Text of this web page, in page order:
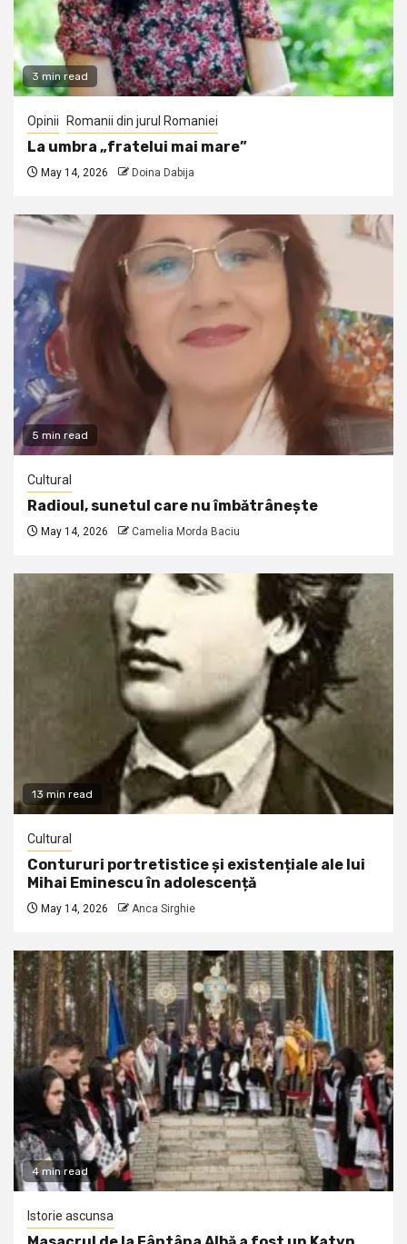
3 min read
Opinii Romanii din jurul Romaniei
La umbra „fratelui mai mare”
May 14, 2026 Doina Dabija
5 min read
Cultural
Radioul, sunetul care nu îmbătrânește
May 14, 2026 Camelia Morda Baciu
13 min read
Cultural
Contururi portretistice și existențiale ale lui
Mihai Eminescu în adolescență
May 14, 2026 Anca Sirghie
4 min read
Istorie ascunsa